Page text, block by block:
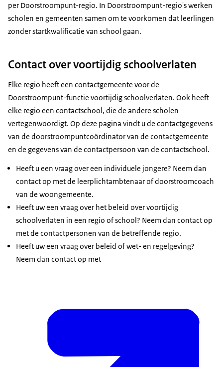
per Doorstroompunt-regio. In Doorstroompunt-regio's werken
scholen en gemeenten samen om te voorkomen dat leerlingen
zonder startkwalificatie van school gaan.
Contact over voortijdig schoolverlaten
Elke regio heeft een contactgemeente voor de
Doorstroompunt-functie voortijdig schoolverlaten. Ook heeft
elke regio een contactschool, die de andere scholen
vertegenwoordigt. Op deze pagina vindt u de contactgegevens
van de doorstroompuntcoördinator van de contactgemeente
en de gegevens van de contactpersoon van de contactschool.
Heeft u een vraag over een individuele jongere? Neem dan
contact op met de leerplichtambtenaar of doorstroomcoach
van de woongemeente.
Heeft uw een vraag over het beleid over voortijdig
schoolverlaten in een regio of school? Neem dan contact op
met de contactpersonen van de betreffende regio.
Heeft uw een vraag over beleid of wet- en regelgeving?
Neem dan contact op met